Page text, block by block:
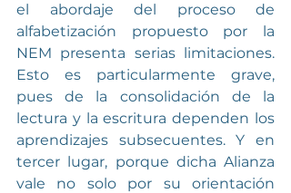
el abordaje del proceso de
alfabetización propuesto por la
NEM presenta serias limitaciones.
Esto es particularmente grave,
pues de la consolidación de la
lectura y la escritura dependen los
aprendizajes subsecuentes. Y en
tercer lugar, porque dicha Alianza
vale no solo por su orientación